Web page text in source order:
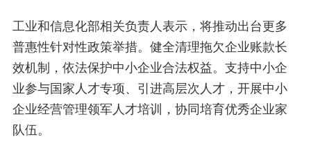
工业和信息化部相关负责人表示，将推动出台更多
普惠性针对性政策举措。健全清理拖欠企业账款长
效机制，依法保护中小企业合法权益。支持中小企
业参与国家人才专项、引进高层次人才，开展中小
企业经营管理领军人才培训，协同培育优秀企业家
队伍。